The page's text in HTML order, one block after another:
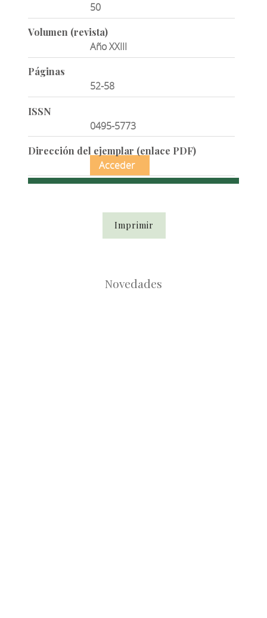
50
Volumen (revista)
Año XXIII
Páginas
52-58
ISSN
0495-5773
Dirección del ejemplar (enlace PDF)
Acceder
Imprimir
Novedades